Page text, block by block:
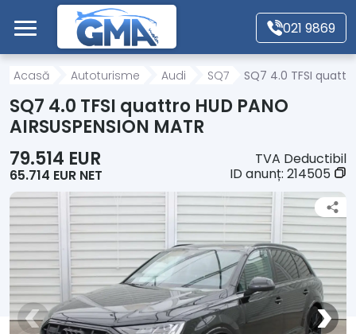
Mergi direct la conținutul principal
021 9869
Acasă
Autoturisme
Motociclete
Autoutilitare
Alte tipuri vehicule
Despre Noi
Acasă Autoturisme Audi SQ7 SQ7 4.0 TFSI quattro
SQ7 4.0 TFSI quattro HUD PANO
AIRSUSPENSION MATR
79.514 EUR
65.714 EUR NET
TVA Deductibil
ID anunț: 214505